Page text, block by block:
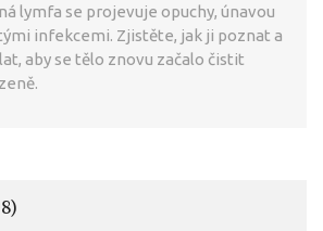
lymfa se projevuje opuchy, únavou
infekcemi. Zjistěte, jak ji poznat a
aby se tělo znovu začalo čistit